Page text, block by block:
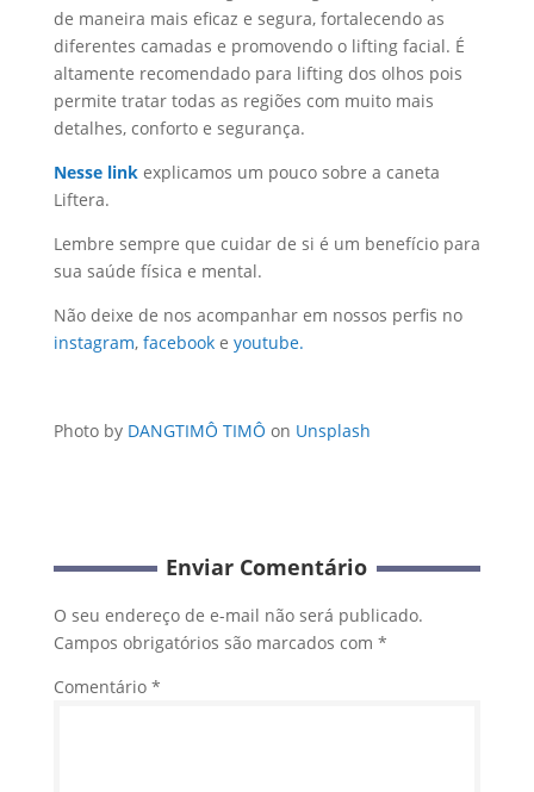
de maneira mais eficaz e segura, fortalecendo as
diferentes camadas e promovendo o lifting facial. É
altamente recomendado para lifting dos olhos pois
permite tratar todas as regiões com muito mais
detalhes, conforto e segurança.
Nesse link explicamos um pouco sobre a caneta
Liftera.
Lembre sempre que cuidar de si é um benefício para
sua saúde física e mental.
Não deixe de nos acompanhar em nossos perfis no
instagram, facebooke youtube.
Photo by DANGTIMÔ TIMÔ on Unsplash
Enviar Comentário
O seu endereço de e-mail não será publicado.
Campos obrigatórios são marcados com *
Comentário *